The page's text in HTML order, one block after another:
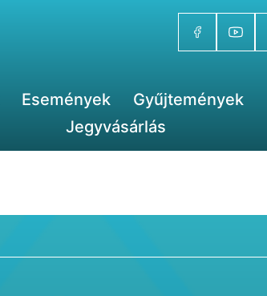
Események Gyűjtemények
Jegyvásárlás